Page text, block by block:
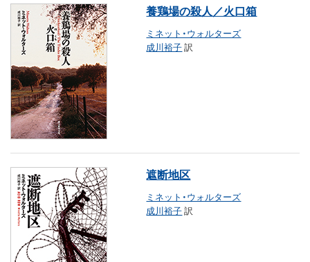
養鶏場の殺人／火口箱
ミネット・ウォルターズ
成川裕子訳
遮断地区
ミネット・ウォルターズ
成川裕子訳